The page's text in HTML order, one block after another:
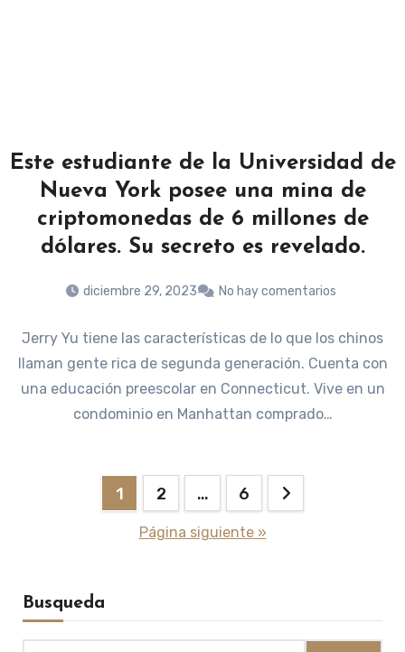
Este estudiante de la Universidad de
Nueva York posee una mina de
criptomonedas de 6 millones de
dólares. Su secreto es revelado.
diciembre 29, 2023 No hay comentarios
Jerry Yu tiene las características de lo que los chinos
llaman gente rica de segunda generación. Cuenta con
una educación preescolar en Connecticut. Vive en un
condominio en Manhattan comprado…
Paginación
1 2 … 6
Página siguiente »
Busqueda